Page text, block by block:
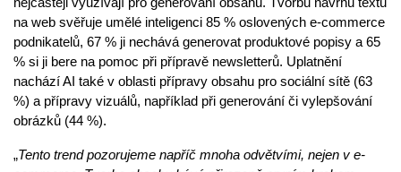
na web svěřuje umělé inteligenci 85 % oslovených e-commerce
podnikatelů, 67 % ji nechává generovat produktové popisy a 65
% si ji bere na pomoc při přípravě newsletterů. Uplatnění
nachází AI také v oblasti přípravy obsahu pro sociální sítě (63
%) a přípravy vizuálů, například při generování či vylepšování
obrázků (44 %).
„Tento trend pozorujeme napříč mnoha odvětvími, nejen v e-